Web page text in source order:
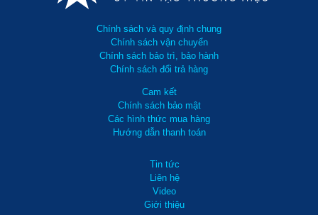
Chính sách và quy định chung
Chính sách vận chuyển
Chính sách bảo trì, bảo hành
Chính sách đổi trả hàng
Cam kết
Chính sách bảo mật
Các hình thức mua hàng
Hướng dẫn thanh toán
Tin tức
Liên hệ
Video
Giới thiệu